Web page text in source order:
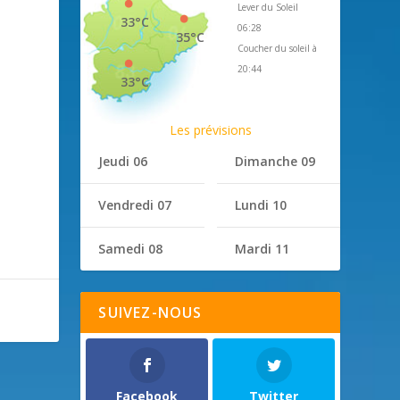
35°C
33°C
33°C
Lever du Soleil
06:28
Coucher du soleil à
20:44
Les prévisions
Jeudi 06
Vendredi 07
Samedi 08
Dimanche 09
Lundi 10
Mardi 11
SUIVEZ-NOUS
Facebook Twitter